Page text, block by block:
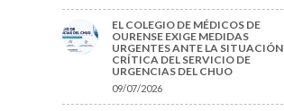
EL COLEGIO DE MÉDICOS DE
OURENSE EXIGE MEDIDAS
URGENTES ANTE LA SITUACIÓN
CRÍTICA DEL SERVICIO DE
URGENCIAS DEL CHUO
09/07/2026